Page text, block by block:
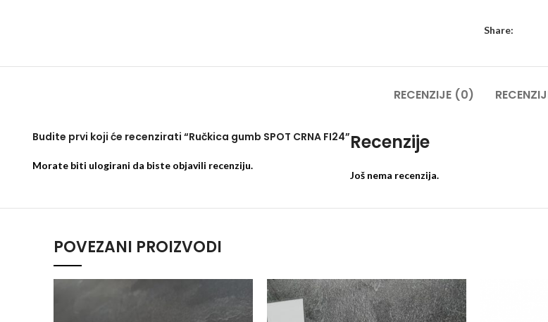
Share:
RECENZIJE (0)
Recenzije
Još nema recenzija.
Budite prvi koji će recenzirati “Ručkica gumb SPOT CRNA FI24”
Morate biti ulogirani da biste objavili recenziju.
POVEZANI PROIZVODI